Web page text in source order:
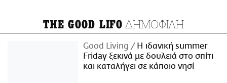
THE GOOD LIFO ΔΗΜΟΦΙΛΗ
Good Living
Η ιδανική summer
Friday ξεκινά με δουλειά στο σπίτι
και καταλήγει σε κάποιο νησί